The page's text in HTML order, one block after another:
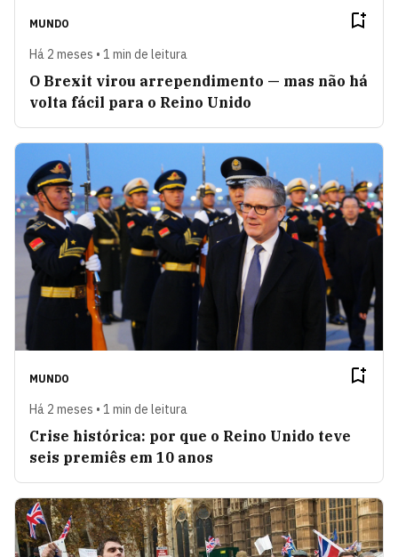
MUNDO
Há 2 meses • 1 min de leitura
O Brexit virou arrependimento — mas não há
volta fácil para o Reino Unido
MUNDO
Há 2 meses • 1 min de leitura
Crise histórica: por que o Reino Unido teve
seis premiês em 10 anos